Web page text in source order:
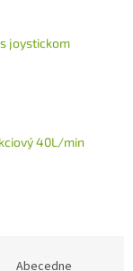
joystickom
40L/min
Abecedne